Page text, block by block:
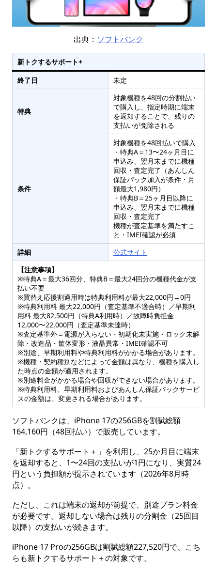
出典： ソフトバンク
新トクするサポート+
終了日
未定
特典
対象機種を48回の分割払い
で購入し、指定時期に端末
を返却することで、残りの
支払いが免除される
条件
対象機種を48回払いで購入
・特典A＝13〜24ヶ月目に
申込み、翌月末までに機種
回収・査定完了（あんしん
保証パック加入が条件・月
額最大1,980円）
・特典B＝25ヶ月目以降に
申込み、翌月末までに機種
回収・査定完了
機種が査定基準を満たすこ
と・IMEI確認が必須
詳細
公式サイト
【注意事項】
※特典A＝最大36回分、特典B＝最大24回分の機種代金が支
払い不要
※買替え応援割適用時は特典利用料が最大22,000円→0円
※特典利用料 最大22,000円（査定基準不適合時）／早期利
用料 最大82,500円（特典A利用時）／故障時負担金
12,000〜22,000円（査定基準未達時）
※査定基準外＝電源が入らない・初期化未実施・ロック未解
除・改造品・筐体変形・液晶異常・IMEI確認不可
※別途、早期利用料や特典利用料がかかる場合があります。
※機種・契約種別などによって金額は異なり、機種を購入し
た時点の金額が適用されます。
※別途料金がかかる場合や回収ができない場合があります。
※特典利用料、早期利用料およびあんしん保証パックサービ
スの金額は、変更される場合があります。
ソフトバンクは、iPhone 17の256GBを割賦総額
164,160円（48回払い）で販売しています。
「新トクするサポート＋」を利用し、25か月目に端末
を返却すると、1〜24回の支払いが1円になり、実質24
円という負担額が提示されています（2026年8月時
点）。
ただし、これは端末の返却が前提で、別途プラン料金
が必要です。返却しない場合は残りの分割金（25回目
以降）の支払いが続きます。
iPhone 17 Proの256GBは割賦総額227,520円で、こち
らも新トクするサポート＋の対象です。